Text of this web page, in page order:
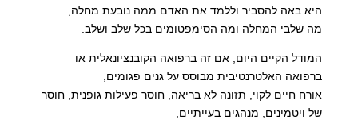
היא באה להסביר וללמד את האדם ממה נובעת מחלה,
מה שלבי המחלה ומה הסימפטומים בכל שלב ושלב.
המודל הקיים היום, אם זה ברפואה הקובנציונאלית או
ברפואה האלטרנטיבית מבוסס על גנים פגומים,
אורח חיים לקוי, תזונה לא בריאה, חוסר פעילות גופנית, חוסר
של ויטמינים, מנהגים בעייתיים,